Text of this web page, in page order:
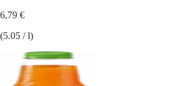
6,79 €
(5.05 / l)